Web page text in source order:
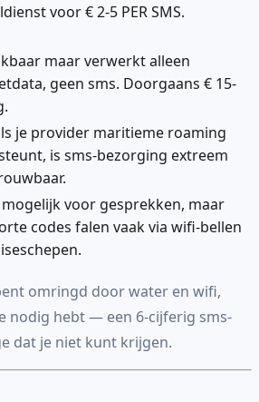
voor € 2-5 PER SMS.
maar verwerkt alleen
geen sms. Doorgaans € 15-
je provider maritieme roaming
is sms-bezorging extreem
voor gesprekken, maar
codes falen vaak via wifi-bellen
omringd door water en wifi,
nodig hebt — een 6-cijferig sms-
dat je niet kunt krijgen.